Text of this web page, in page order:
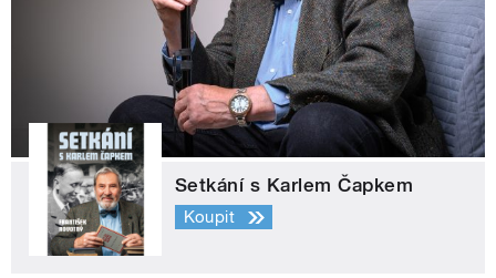
Setkání s Karlem Čapkem
Koupit